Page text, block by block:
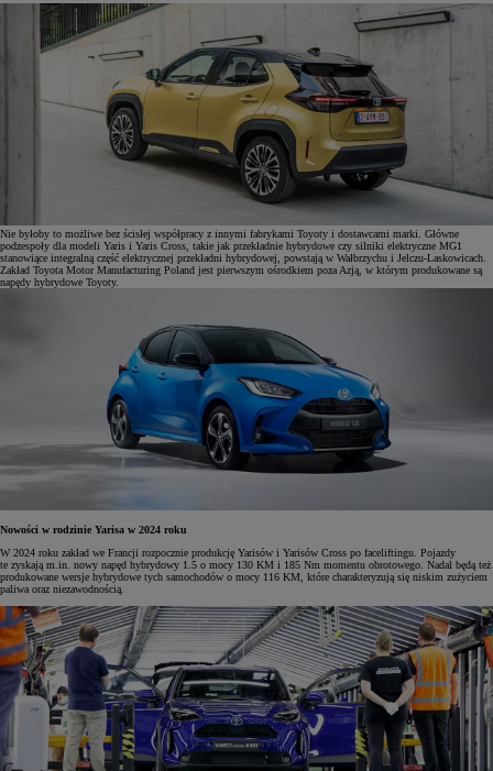
Nie byłoby to możliwe bez ścisłej współpracy z innymi fabrykami Toyoty i dostawcami marki. Główne
podzespoły dla modeli Yaris i Yaris Cross, takie jak przekładnie hybrydowe czy silniki elektryczne MG1
stanowiące integralną część elektrycznej przekładni hybrydowej, powstają w Wałbrzychu i Jelczu-Laskowicach.
Zakład Toyota Motor Manufacturing Poland jest pierwszym ośrodkiem poza Azją, w którym produkowane są
napędy hybrydowe Toyoty.
Nowości w rodzinie Yarisa w 2024 roku
W 2024 roku zakład we Francji rozpocznie produkcję Yarisów i Yarisów Cross po faceliftingu. Pojazdy
te zyskają m.in. nowy napęd hybrydowy 1.5 o mocy 130 KM i 185 Nm momentu obrotowego. Nadal będą też
produkowane wersje hybrydowe tych samochodów o mocy 116 KM, które charakteryzują się niskim zużyciem
paliwa oraz niezawodnością.